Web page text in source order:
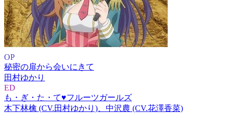
OP
秘密の扉から会いにきて
田村ゆかり
ED
も・ぎ・た・て♥フルーツガールズ
木下林檎 (CV.田村ゆかり)、中沢農 (CV.花澤香菜)